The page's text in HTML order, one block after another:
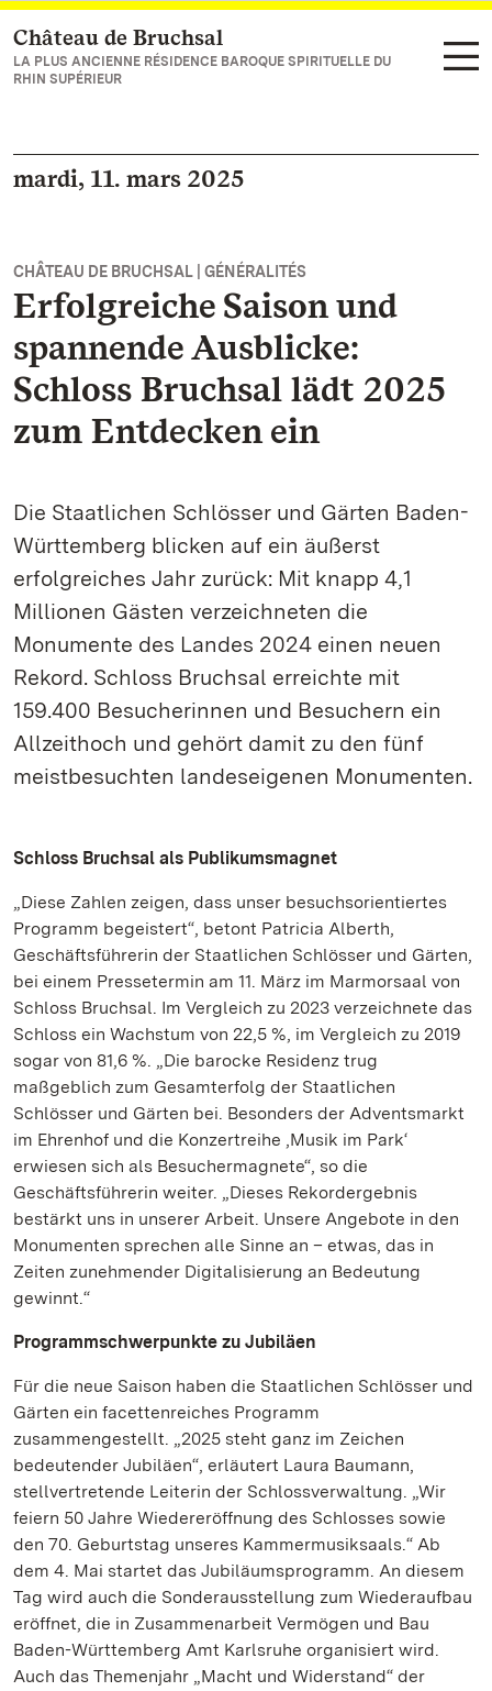
Vers la page d’accueil
Château de Bruchsal
LA PLUS ANCIENNE RÉSIDENCE BAROQUE SPIRITUELLE DU
RHIN SUPÉRIEUR
mardi, 11. mars 2025
CHÂTEAU DE BRUCHSAL | GÉNÉRALITÉS
Erfolgreiche Saison und
spannende Ausblicke:
Schloss Bruchsal lädt 2025
zum Entdecken ein
Die Staatlichen Schlösser und Gärten Baden-
Württemberg blicken auf ein äußerst
erfolgreiches Jahr zurück: Mit knapp 4,1
Millionen Gästen verzeichneten die
Monumente des Landes 2024 einen neuen
Rekord. Schloss Bruchsal erreichte mit
159.400 Besucherinnen und Besuchern ein
Allzeithoch und gehört damit zu den fünf
meistbesuchten landeseigenen Monumenten.
Schloss Bruchsal als Publikumsmagnet
„Diese Zahlen zeigen, dass unser besuchsorientiertes
Programm begeistert“, betont Patricia Alberth,
Geschäftsführerin der Staatlichen Schlösser und Gärten,
bei einem Pressetermin am 11. März im Marmorsaal von
Schloss Bruchsal. Im Vergleich zu 2023 verzeichnete das
Schloss ein Wachstum von 22,5 %, im Vergleich zu 2019
sogar von 81,6 %. „Die barocke Residenz trug
maßgeblich zum Gesamterfolg der Staatlichen
Schlösser und Gärten bei. Besonders der Adventsmarkt
im Ehrenhof und die Konzertreihe ‚Musik im Park‘
erwiesen sich als Besuchermagnete“, so die
Geschäftsführerin weiter. „Dieses Rekordergebnis
bestärkt uns in unserer Arbeit. Unsere Angebote in den
Monumenten sprechen alle Sinne an – etwas, das in
Zeiten zunehmender Digitalisierung an Bedeutung
gewinnt.“
Programmschwerpunkte zu Jubiläen
Für die neue Saison haben die Staatlichen Schlösser und
Gärten ein facettenreiches Programm
zusammengestellt. „2025 steht ganz im Zeichen
bedeutender Jubiläen“, erläutert Laura Baumann,
stellvertretende Leiterin der Schlossverwaltung. „Wir
feiern 50 Jahre Wiedereröffnung des Schlosses sowie
den 70. Geburtstag unseres Kammermusiksaals.“ Ab
dem 4. Mai startet das Jubiläumsprogramm. An diesem
Tag wird auch die Sonderausstellung zum Wiederaufbau
eröffnet, die in Zusammenarbeit Vermögen und Bau
Baden-Württemberg Amt Karlsruhe organisiert wird.
Auch das Themenjahr „Macht und Widerstand“ der